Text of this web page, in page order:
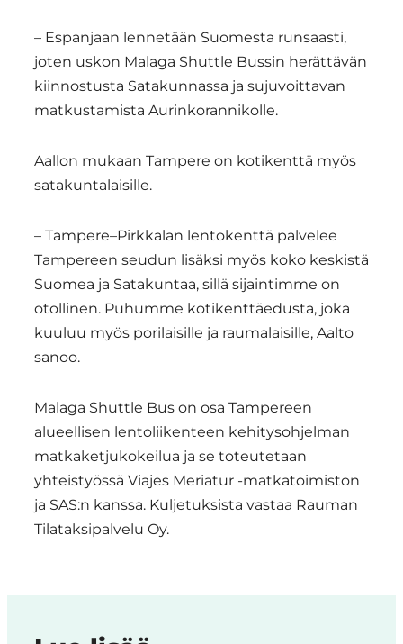
– Espanjaan lennetään Suomesta runsaasti,
joten uskon Malaga Shuttle Bussin herättävän
kiinnostusta Satakunnassa ja sujuvoittavan
matkustamista Aurinkorannikolle.
Aallon mukaan Tampere on kotikenttä myös
satakuntalaisille.
– Tampere–Pirkkalan lentokenttä palvelee
Tampereen seudun lisäksi myös koko keskistä
Suomea ja Satakuntaa, sillä sijaintimme on
otollinen. Puhumme kotikenttäedusta, joka
kuuluu myös porilaisille ja raumalaisille, Aalto
sanoo.
Malaga Shuttle Bus on osa Tampereen
alueellisen lentoliikenteen kehitysohjelman
matkaketjukokeilua ja se toteutetaan
yhteistyössä Viajes Meriatur -matkatoimiston
ja SAS:n kanssa. Kuljetuksista vastaa Rauman
Tilataksipalvelu Oy.